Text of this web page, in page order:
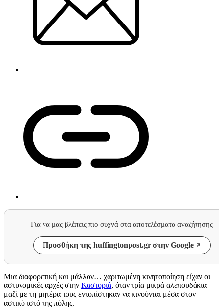
Για να μας βλέπεις πιο συχνά στα αποτελέσματα αναζήτησης
Προσθήκη της huffingtonpost.gr στην Google
Μια διαφορετική και μάλλον… χαριτωμένη κινητοποίηση είχαν οι
αστυνομικές αρχές στην Καστοριά, όταν τρία μικρά αλεπουδάκια
μαζί με τη μητέρα τους εντοπίστηκαν να κινούνται μέσα στον
αστικό ιστό της πόλης.